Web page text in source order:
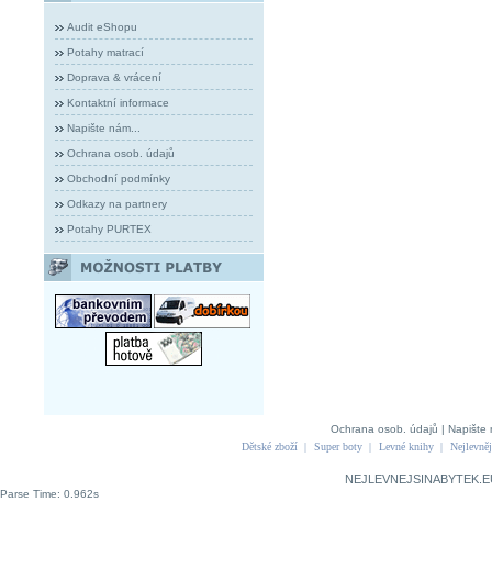
Audit eShopu
Potahy matrací
Doprava & vrácení
Kontaktní informace
Napište nám...
Ochrana osob. údajů
Obchodní podmínky
Odkazy na partnery
Potahy PURTEX
Ochrana osob. údajů | Napište
Dětské zboží | Super boty | Levné knihy |
Parse Time: 0.962s